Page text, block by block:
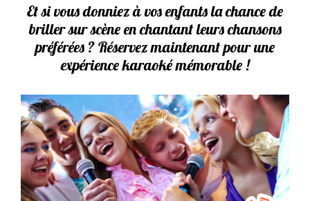
Et si vous donniez à vos enfants la chance de
briller sur scène en chantant leurs chansons
préférées ? Réservez maintenant pour une
expérience karaoké mémorable !